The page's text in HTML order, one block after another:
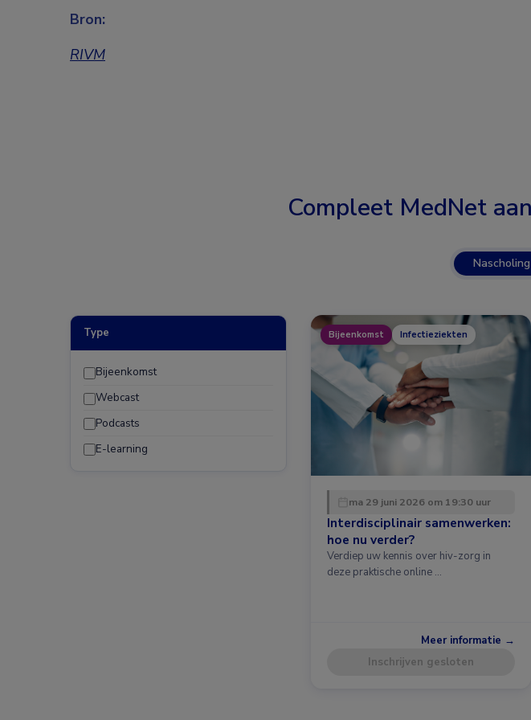
Bron:
RIVM
Compleet MedNet
Nascholing
Type
Bijeenkomst
Webcast
Podcasts
E-learning
Bijeenkomst Infectieziekten
ma 29 juni 2026 om 19:30 uur
Interdisciplinair samenwerken:
hoe nu verder?
Verdiep uw kennis over hiv-zorg in
deze praktische online …
Meer informatie →
Inschrijven gesloten